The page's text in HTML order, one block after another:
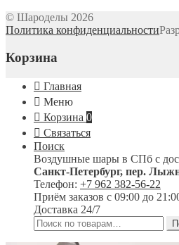
© Шароделы 2026
Политика конфиденциальности
Корзина
Главная
Меню
Корзина 0
Связаться
Поиск
Воздушные шары в СПб с
Санкт-Петербург, пер.
Телефон: +7 962 382-56-22
Приём заказов с 09:00 до
Доставка 24/7
Искать: